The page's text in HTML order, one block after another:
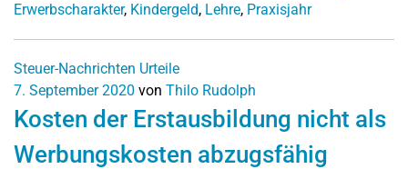
Erwerbscharakter, Kindergeld, Lehre, Praxisjahr
Steuer-Nachrichten Urteile
7. September 2020 von Thilo Rudolph
Kosten der Erstausbildung nicht als
Werbungskosten abzugsfähig